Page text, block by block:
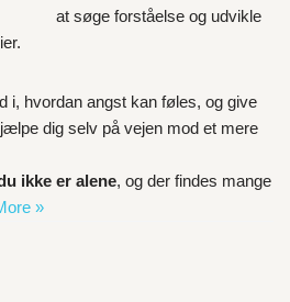
at søge forståelse og udvikle
i, hvordan angst kan føles, og give
dig selv på vejen mod et mere
ikke er alene, og der findes mange
»